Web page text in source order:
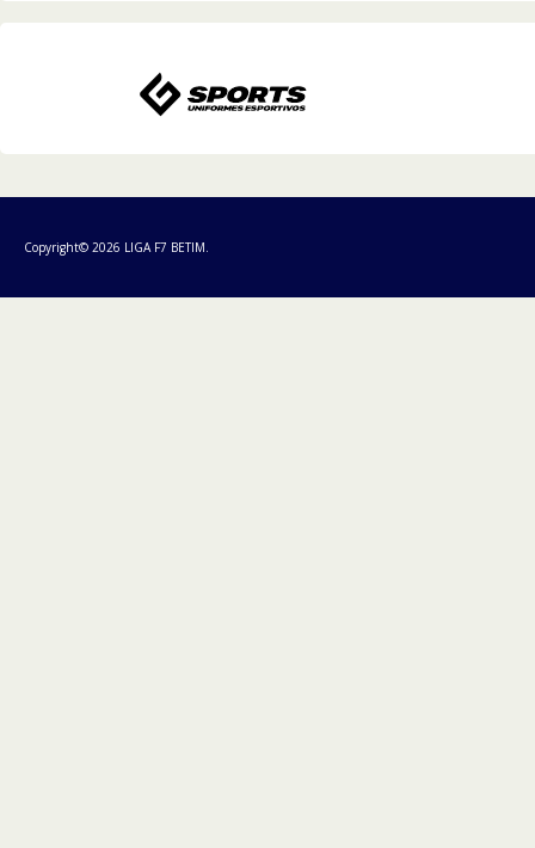
Copyright© 2026 LIGA F7 BETIM.